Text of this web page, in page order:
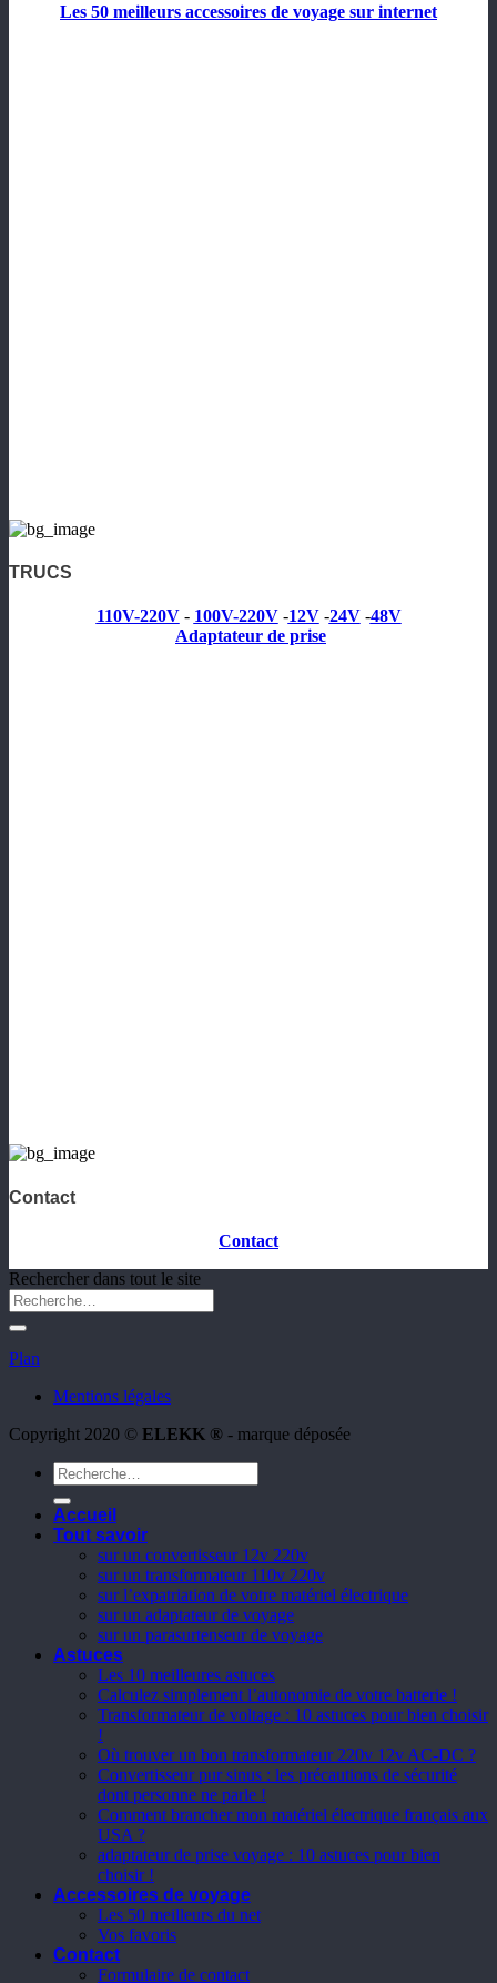
Les 50 meilleurs accessoires de voyage sur internet
TRUCS
110V-220V - 100V-220V -12V -24V -48V
Adaptateur de prise
Contact
Contact
Rechercher dans tout le site
Plan
Mentions légales
Copyright 2020 © ELEKK ® - marque déposée
Recherche
pour :
Accueil
Tout savoir
sur un convertisseur 12v 220v
sur un transformateur 110v 220v
sur l’expatriation de votre matériel électrique
sur un adaptateur de voyage
sur un parasurtenseur de voyage
Astuces
Les 10 meilleures astuces
Calculez simplement l’autonomie de votre batterie !
Transformateur de voltage : 10 astuces pour bien choisir
!
Où trouver un bon transformateur 220v 12v AC-DC ?
Convertisseur pur sinus : les précautions de sécurité
dont personne ne parle !
Comment brancher mon matériel électrique français aux
USA ?
adaptateur de prise voyage : 10 astuces pour bien
choisir !
Accessoires de voyage
Les 50 meilleurs du net
Vos favoris
Contact
Formulaire de contact